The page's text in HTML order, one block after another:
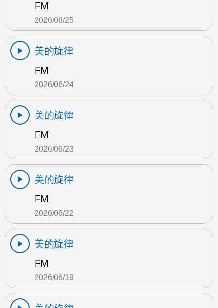
FM
2026/06/25
美的旋律
FM
2026/06/24
美的旋律
FM
2026/06/23
美的旋律
FM
2026/06/22
美的旋律
FM
2026/06/19